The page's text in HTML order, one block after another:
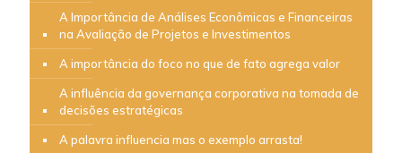
A Importância de Análises Econômicas e Financeiras
na Avaliação de Projetos e Investimentos
A importância do foco no que de fato agrega valor
A influência da governança corporativa na tomada de
decisões estratégicas
A palavra influencia mas o exemplo arrasta!